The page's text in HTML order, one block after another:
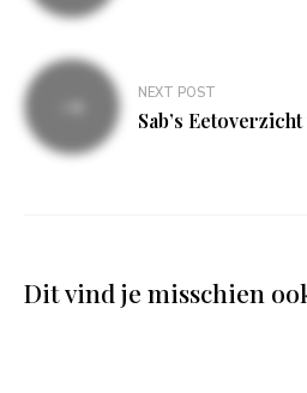
NEXT POST
Sab’s
Dit vind je misschien